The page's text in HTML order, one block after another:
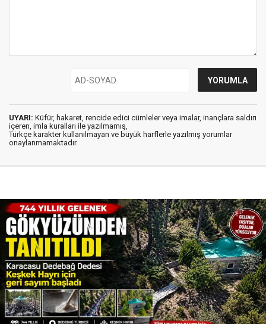
UYARI: Küfür, hakaret, rencide edici cümleler veya imalar, inançlara saldırı
içeren, imla kuralları ile yazılmamış,
Türkçe karakter kullanılmayan ve büyük harflerle yazılmış yorumlar
onaylanmamaktadır.